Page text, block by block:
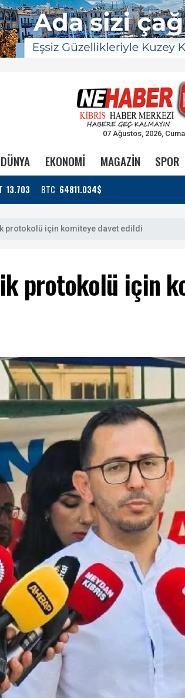
07 Ağustos, 2026, Cuma
DÜNYA EKONOMİ MAGAZİN SPOR
13.703 BTC 64811.034$
protokolü için komiteye davet edildi
protokolü için